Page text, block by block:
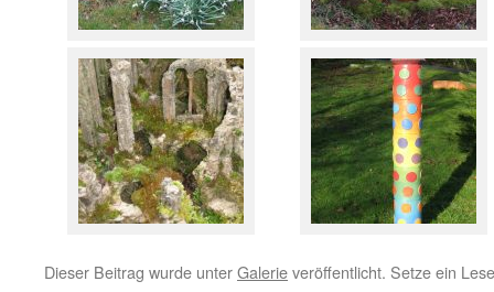
Dieser Beitrag wurde unterGalerieveröffentlicht. Setze ein